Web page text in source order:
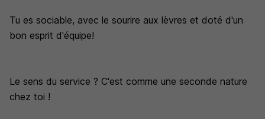
Tu es sociable, avec le sourire aux lèvres et doté d'un
bon esprit d'équipe!
Le sens du service ? C'est comme une seconde nature
chez toi !